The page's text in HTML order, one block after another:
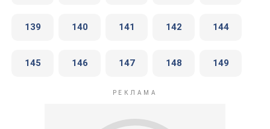
139 140 141 142 144
145 146 147 148 149